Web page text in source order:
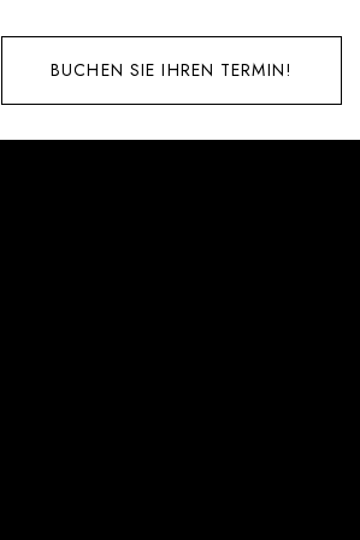
BUCHEN SIE IHREN TERMIN!